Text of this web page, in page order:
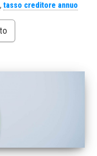
, tasso creditore annuo